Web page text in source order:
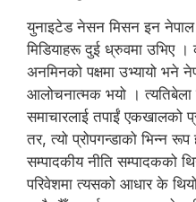
युनाइटेड नेसन मिसन इन
मिडियाहरू दुई ध्रुवमा उभिए
अनमिनको पक्षमा उभ्यायो भने
आलोचनात्मक भयो । त्यतिबेला
समाचारलाई तपाईं एकखालको
तर, त्यो प्रोपगन्डाको भिन्न
सम्पादकीय नीति सम्पादकको
परिवेशमा त्यसको आधार के